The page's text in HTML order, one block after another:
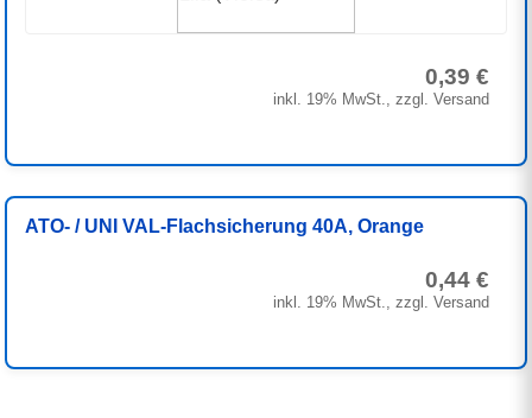
0,39 €
inkl. 19% MwSt., zzgl. Versand
ATO- / UNI VAL-Flachsicherung 40A, Orange
0,44 €
inkl. 19% MwSt., zzgl. Versand